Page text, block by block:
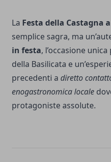
La Festa della Castagna
semplice sagra, ma
in festa, l’occasione
della Basilicata e
precedenti a diretto
enogastronomica locale
protagoniste assolute.